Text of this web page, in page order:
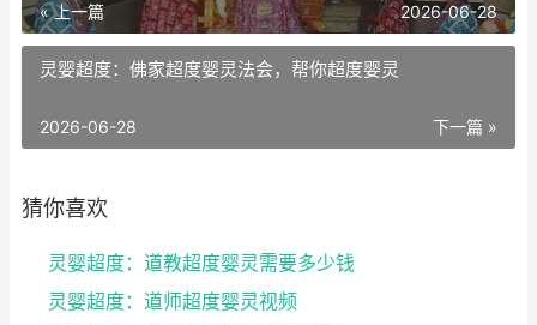
« 上一篇 2026-06-28
灵婴超度：佛家超度婴灵法会，帮你超度婴灵
下一篇 »
2026-06-28
猜你喜欢
灵婴超度：道教超度婴灵需要多少钱
灵婴超度：道师超度婴灵视频